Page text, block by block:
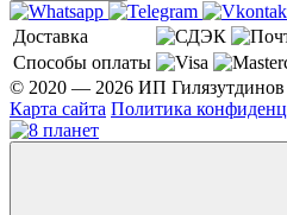
Доставка
Способы оплаты
© 2020 — 2026 ИП Гилязутдинов
Карта сайта Политика